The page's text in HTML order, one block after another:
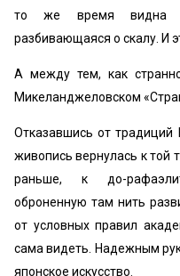
то же время видна
разбивающаяся о скалу. И
А между тем, как
Микеланджеловском
Отказавшись от традиций
живопись вернулась к той
раньше, к до-
оброненную там нить
от условных правил
сама видеть. Надежным
японское искусство.